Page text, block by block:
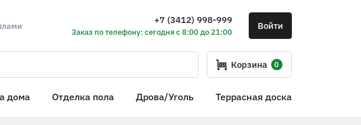
+7 (3412) 998-999
Заказ по телефону: сегодня с 8:00 до 21:00
Войти
Корзина 0
дома Отделка пола Дрова/Уголь Террасная доска